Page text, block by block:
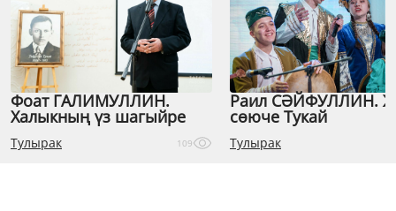
Фоат ГАЛИМУЛЛИН.
Халыкның үз шагыйре
Тулырак 109
Раил СӘЙФУЛЛИН.
сөюче Тукай
Тулырак